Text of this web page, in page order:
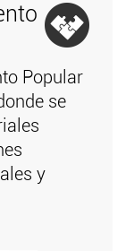
Popular
se
y